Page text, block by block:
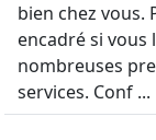
bien chez
encadré si vous
nombreuses
services. Conf ...